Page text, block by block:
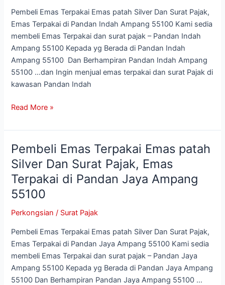
Pembeli Emas Terpakai Emas patah Silver Dan Surat Pajak,
Emas Terpakai di Pandan Indah Ampang 55100 Kami sedia
membeli Emas Terpakai dan surat pajak – Pandan Indah
Ampang 55100 Kepada yg Berada di Pandan Indah
Ampang 55100 Dan Berhampiran Pandan Indah Ampang
55100 …dan Ingin menjual emas terpakai dan surat Pajak di
kawasan Pandan Indah
Surat
Pajak,
Emas
Terpakai
di
Pandan
Indah
55100
Read More »
Pembeli Emas Terpakai Emas patah
Silver Dan Surat Pajak, Emas
Terpakai di Pandan Jaya Ampang
55100
Perkongsian / Surat Pajak
Pembeli Emas Terpakai Emas patah Silver Dan Surat Pajak,
Emas Terpakai di Pandan Jaya Ampang 55100 Kami sedia
membeli Emas Terpakai dan surat pajak – Pandan Jaya
Ampang 55100 Kepada yg Berada di Pandan Jaya Ampang
55100 Dan Berhampiran Pandan Jaya Ampang 55100 …
Pembeli
Emas
Terpakai
Emas
patah
Surat
Pajak,
Emas
Terpakai
di